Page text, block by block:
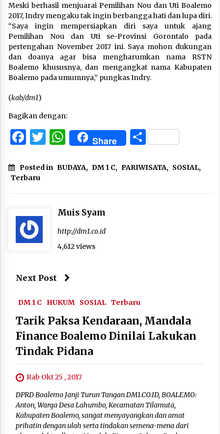
Meski berhasil menjuarai Pemilihan Nou dan Uti Boalemo
2017, Indry mengaku tak ingin berbangga hati dan lupa diri.
“Saya ingin mempersiapkan diri saya untuk ajang
Pemilihan Nou dan Uti se-Provinsi Gorontalo pada
pertengahan November 2017 ini. Saya mohon dukungan
dan doanya agar bisa mengharumkan nama RSTN
Boalemo khususnya, dan mengangkat nama Kabupaten
Boalemo pada umumnya,” pungkas Indry.
(kab/dm1)
Bagikan dengan:
Facebook
Twitter
WhatsApp
Share Share
Posted in BUDAYA, DM 1 C, PARIWISATA, SOSIAL,
Terbaru
Muis Syam
http://dm1.co.id
4,612 views
Next Post
DM 1 C HUKUM SOSIAL Terbaru
Tarik Paksa Kendaraan, Mandala
Finance Boalemo Dinilai Lakukan
Tindak Pidana
Rab Okt 25 , 2017
DPRD Boalemo Janji Turun Tangan DM1.CO.ID, BOALEMO:
Anton, Warga Desa Lahumbo, Kecamatan Tilamuta,
Kabupaten Boalemo, sangat menyayangkan dan amat
prihatin dengan ulah serta tindakan semena-mena dari